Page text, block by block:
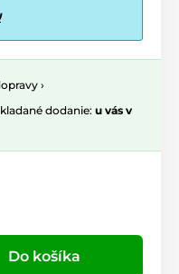
›
dodanie: u vás v
Do košíka